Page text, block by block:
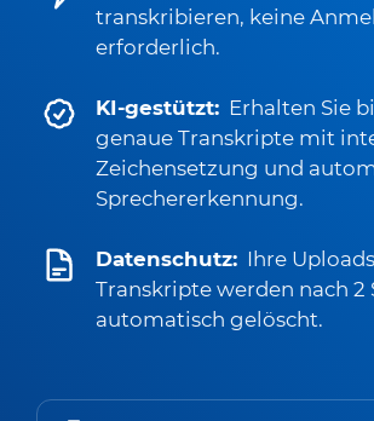
transkribieren, keine
erforderlich.
KI-gestützt: Erhalten Sie
genaue Transkripte mit
Zeichensetzung und
Sprechererkennung.
Datenschutz: Ihre
Transkripte werden nach 2
automatisch gelöscht.